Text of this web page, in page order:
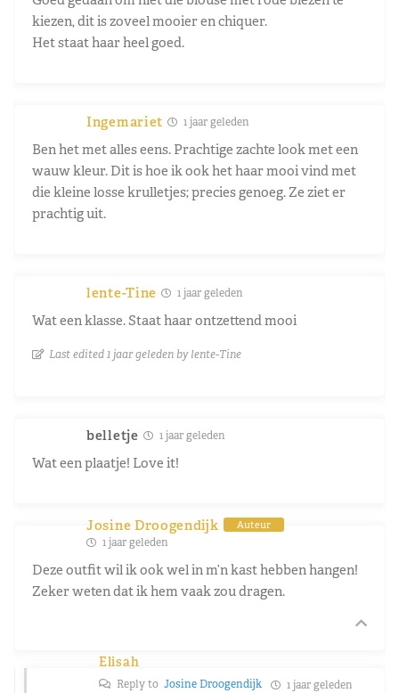
kiezen, dit is zoveel mooier en chiquer.
Het staat haar heel goed.
Ingemariet 1 jaar geleden
Ben het met alles eens. Prachtige zachte look met een
wauw kleur. Dit is hoe ik ook het haar mooi vind met
die kleine losse krulletjes; precies genoeg. Ze ziet er
prachtig uit.
lente-Tine 1 jaar geleden
Wat een klasse. Staat haar ontzettend mooi
Last edited 1 jaar geleden by lente-Tine
belletje 1 jaar geleden
Wat een plaatje! Love it!
Josine Droogendijk Auteur
1 jaar geleden
Deze outfit wil ik ook wel in m’n kast hebben hangen!
Zeker weten dat ik hem vaak zou dragen.
Elisah
Reply to Josine Droogendijk 1 jaar geleden